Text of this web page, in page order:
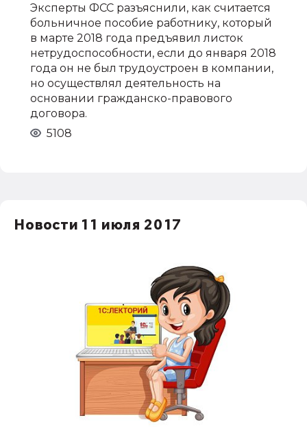
Эксперты ФСС разъяснили, как считается
больничное пособие работнику, который
в марте 2018 года предъявил листок
нетрудоспособности, если до января 2018
года он не был трудоустроен в компании,
но осуществлял деятельность на
основании гражданско-правового
договора.
5108
Новости 11 июля 2017